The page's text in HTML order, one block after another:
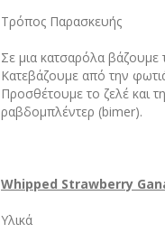
Τρόπος Παρασκευής
Σε μια κατσαρόλα
Κατεβάζουμε από την
Προσθέτουμε το ζελέ και
ραβδομπλέντερ (bimer).
Whipped Strawberry
Υλικά